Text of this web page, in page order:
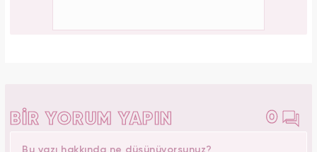
BİR YORUM YAPIN 0